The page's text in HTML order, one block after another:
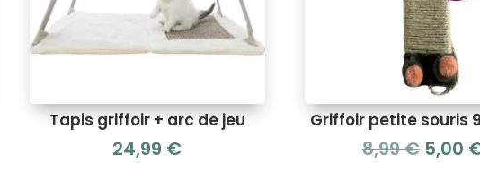
Tapis griffoir + arc de jeu
24,99 €
Griffoir petite souris
8,99€ Le
5,00